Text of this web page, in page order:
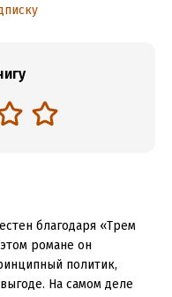
благодаря «Трем
романе он
политик,
На самом деле